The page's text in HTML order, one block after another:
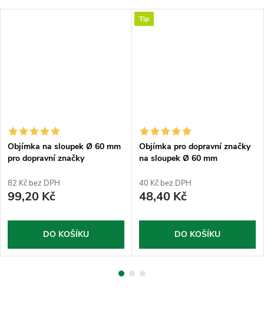
Objímka na sloupek Ø 60 mm
pro dopravní značky
82 Kč bez DPH
99,20 Kč
DO KOŠÍKU
Tip
Objímka pro dopravní značky
na sloupek Ø 60 mm
40 Kč bez DPH
48,40 Kč
DO KOŠÍKU